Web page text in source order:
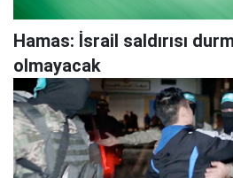
Hamas: İsrail saldırısı
olmayacak